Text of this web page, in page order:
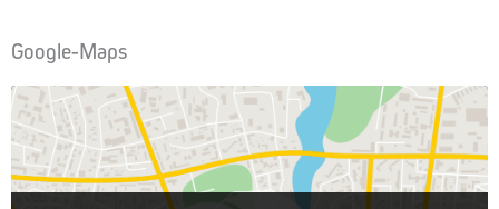
Google-Maps